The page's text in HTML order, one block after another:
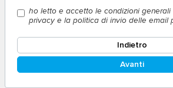
ho letto e accetto le condizioni generali
privacy e la politica di invio delle email
Indietro
Avanti